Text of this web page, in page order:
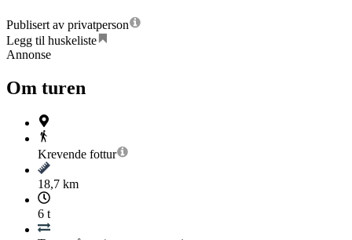
Publisert av privatperson
Legg til huskeliste
Annonse
Om turen
Krevende fottur
18,7 km
6 t